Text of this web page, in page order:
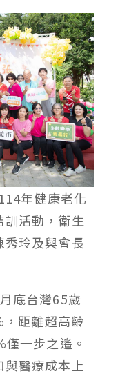
年健康老化
訓活動，衛生
玲及與會長
底台灣65歲
距離超高齡
一步之遙。
醫療成本上